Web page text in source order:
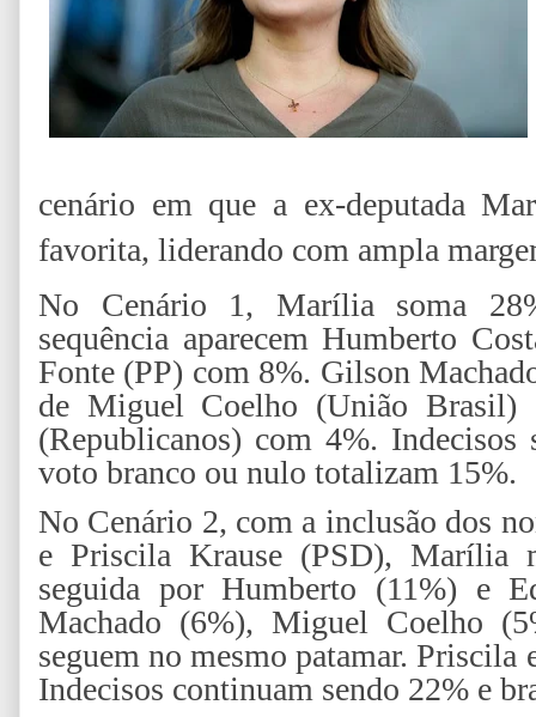
cenário em que a ex-deputada
favorita, liderando com ampla
No Cenário 1, Marília soma
sequência aparecem Humberto
Fonte (PP) com 8%. Gilson
de Miguel Coelho (União
(Republicanos) com 4%.
voto branco ou nulo totalizam 15%.
No Cenário 2, com a inclusão dos
e Priscila Krause (PSD), Marília
seguida por Humberto (11%) e
Machado (6%), Miguel Coelho
seguem no mesmo patamar. Priscila
Indecisos continuam sendo 22% e